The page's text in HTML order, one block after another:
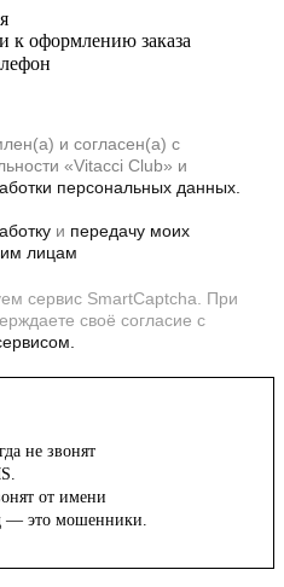
к оформлению заказа
и согласен(а) с
«Vitacci Club» и
персональных данных.
и передачу моих
лицам
сервис SmartCaptcha. При
своё согласие с
не звонят
от имени
— это мошенники.